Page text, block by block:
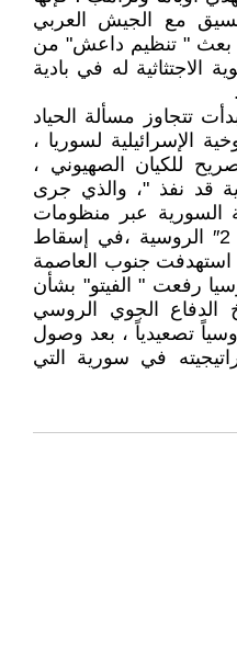
مع الجيش العربي
بعث " تنظيم داعش" من
الاجتثاثية له في بادية
تتجاوز مسألة الحياد
الإسرائيلية لسوريا ،
للكيان الصهيوني ،
قد نفذ "، والذي جرى
السورية عبر منظومات
صواريخ “بانتسير-إس” و”بو إم 2″ الروسية ،في إسقاط
استهدفت جنوب العاصمة
رفعت " الفيتو" بشأن
الجوي الروسي
تصعيدياً ، بعد وصول
في سورية التي